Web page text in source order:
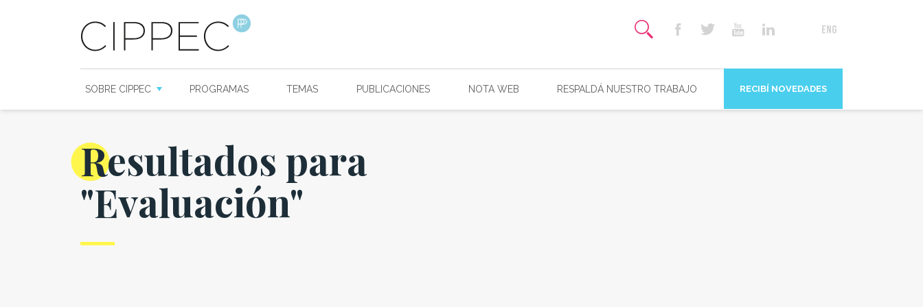
SOBRE CIPPEC PROGRAMAS TEMAS PUBLICACIONES NOTA WEB RESPALDÁ NUESTRO TRABAJO RECIBÍ NOVEDADES
Resultados para
"Evaluación"